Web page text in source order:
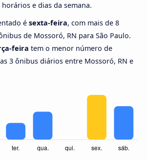
e dias da semana.
é sexta-feira, com mais de 8
de Mossoró, RN para São Paulo.
feira tem o menor número de
3 ônibus diários entre Mossoró, RN e